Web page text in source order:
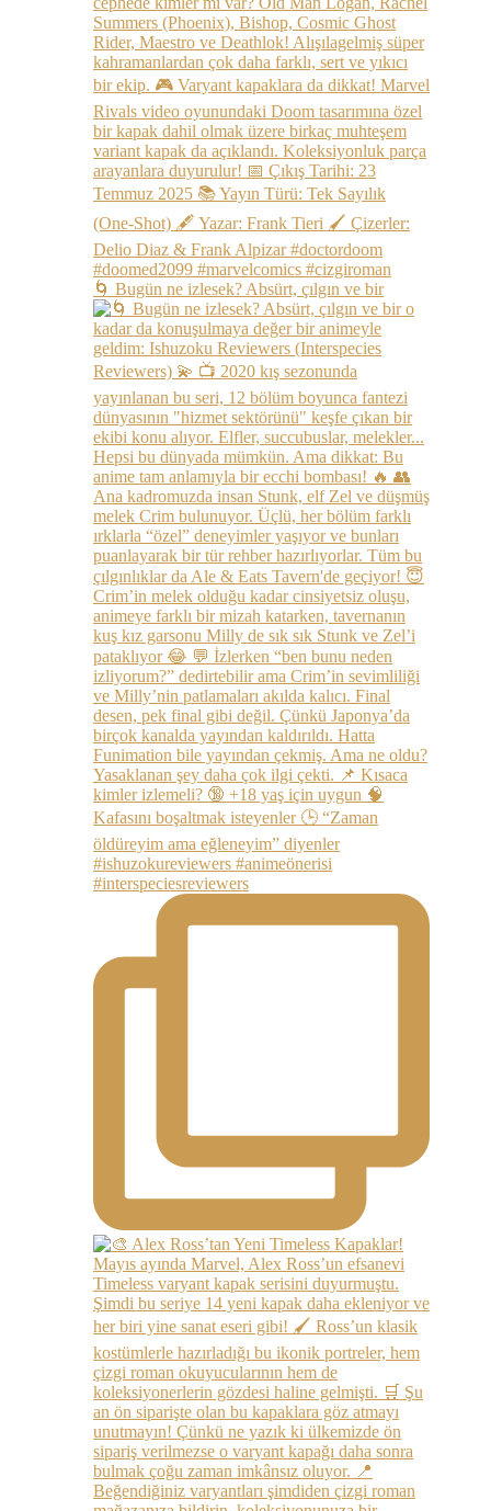
🌀 Bugün ne izlesek? Absürt, çılgın ve bir